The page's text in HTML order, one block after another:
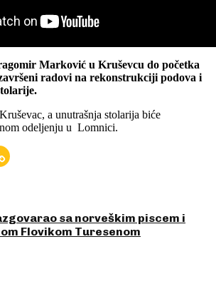
Marković u Kruševcu do početka
radovi na rekonstrukciji podova i
a unutrašnja stolarija biće
odeljenju u Lomnici.
sa norveškim piscem i
Flovikom Turesenom